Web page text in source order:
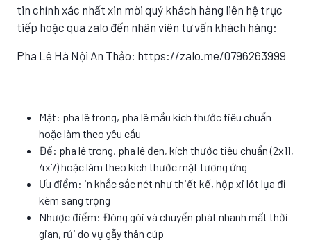
tin chính xác nhất xin mời quý khách hàng liên hệ trực
tiếp hoặc qua zalo đến nhân viên tư vấn khách hàng:
Pha Lê Hà Nội An Thảo: https://zalo.me/0796263999
Mặt: pha lê trong, pha lê mầu kích thước tiêu chuẩn
hoặc làm theo yêu cầu
Đế: pha lê trong, pha lê đen, kích thước tiêu chuẩn (2x11,
4x7) hoặc làm theo kích thước mặt tương ứng
Ưu điểm: in khắc sắc nét như thiết kế, hộp xi lót lụa đi
kèm sang trọng
Nhược điểm: Đóng gói và chuyển phát nhanh mất thời
gian, rủi do vụ gẫy thân cúp